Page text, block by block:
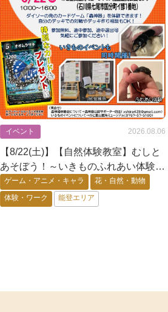
イベント 2026.08.06
【8/22(土)】【自然体験教室】むしと
あそぼう！～いきものふれあい体験
+昆虫展示+蟲神器体験会〜@七尾市
ゲーム・アニメ・キャラ 花・自然・動物
体験・ワーク 能登エリア